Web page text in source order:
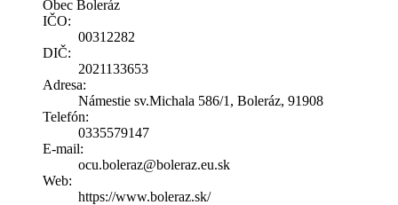
Obec Boleráz
IČO:
00312282
DIČ:
2021133653
Adresa:
Námestie sv.Michala 586/1, Boleráz, 91908
Telefón:
0335579147
E-mail:
ocu.boleraz@boleraz.eu.sk
Web:
https://www.boleraz.sk/